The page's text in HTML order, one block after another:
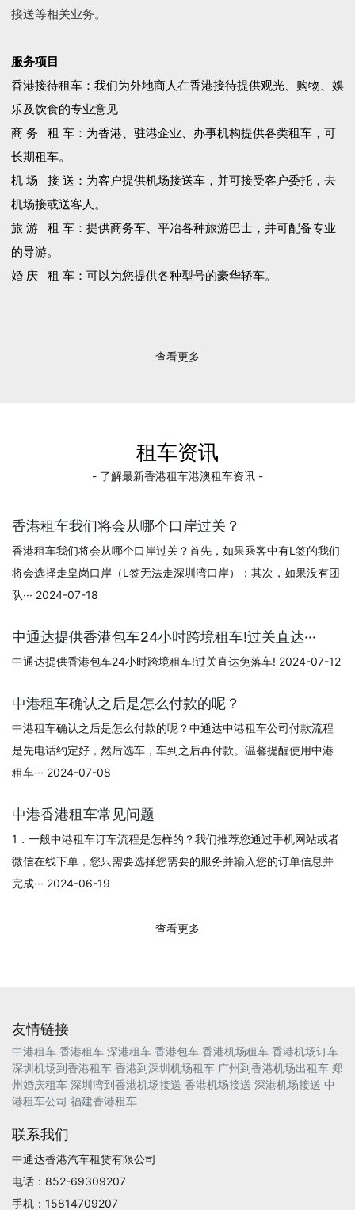
接送等相关业务。
服务项目
香港接待租车：我们为外地商人在香港接待提供观光、购物、娛
乐及饮食的专业意见
商 务 租 车：为香港、驻港企业、办事机构提供各类租车，可
长期租车。
机 场 接 送：为客户提供机场接送车，并可接受客户委托，去
机场接或送客人。
旅 游 租 车：提供商务车、平冶各种旅游巴士，并可配备专业
的导游。
婚 庆 租 车：可以为您提供各种型号的豪华轿车。
查看更多
租车资讯
- 了解最新香港租车港澳租车资讯 -
香港租车我们将会从哪个口岸过关？
香港租车我们将会从哪个口岸过关？首先，如果乘客中有L签的我们
将会选择走皇岗口岸（L签无法走深圳湾口岸）；其次，如果没有团
队··· 2024-07-18
中通达提供香港包车24小时跨境租车!过关直达···
中通达提供香港包车24小时跨境租车!过关直达免落车! 2024-07-12
中港租车确认之后是怎么付款的呢？
中港租车确认之后是怎么付款的呢？中通达中港租车公司付款流程
是先电话约定好，然后选车，车到之后再付款。温馨提醒使用中港
租车··· 2024-07-08
中港香港租车常见问题
1．一般中港租车订车流程是怎样的？我们推荐您通过手机网站或者
微信在线下单，您只需要选择您需要的服务并输入您的订单信息并
完成··· 2024-06-19
查看更多
友情链接
中港租车 香港租车 深港租车 香港包车 香港机场租车 香港机场订车
深圳机场到香港租车 香港到深圳机场租车 广州到香港机场出租车 郑
州婚庆租车 深圳湾到香港机场接送 香港机场接送 深港机场接送 中
港租车公司 福建香港租车
联系我们
中通达香港汽车租赁有限公司
电话：852-69309207
手机：15814709207